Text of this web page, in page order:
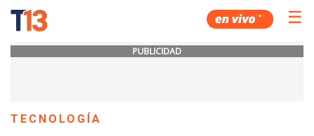
☰
PUBLICIDAD
TECNOLOGÍA